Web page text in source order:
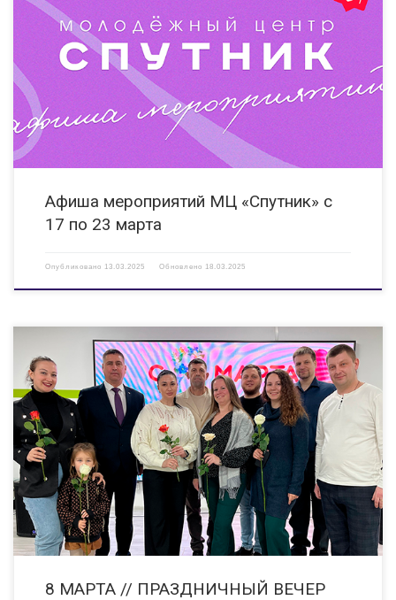
17.03.2025 12:00 Киноклуб «Смотрят все!» Показ фильма,
адаптированного для людей с ОВЗ (слабослышащих, слабовидящих) КИ
«Вера» ул. Гайдара, д. 14 Б https://vk.com/clubveradzr 17.03.2025 11:00,
12:00 Мастер-класс «Мартовский кот» Мероприятие направлено на
популяризацию изобразительного искусства (живопись) […]
Афиша мероприятий МЦ «Спутник» с
17 по 23 марта
Опубликовано 13.03.2025 Обновлено 18.03.2025
Праздник прошел, а воспоминания остались
С 8 Марта, дорогие
женщины! — в адрес многодетных мам, ветеранов, жен участников СВО,
учителей и воспитателей детских садов, совета женщин Дзержинска
сказали организаторы и участники праздничного вечера в […]
8 МАРТА // ПРАЗДНИЧНЫЙ ВЕЧЕР